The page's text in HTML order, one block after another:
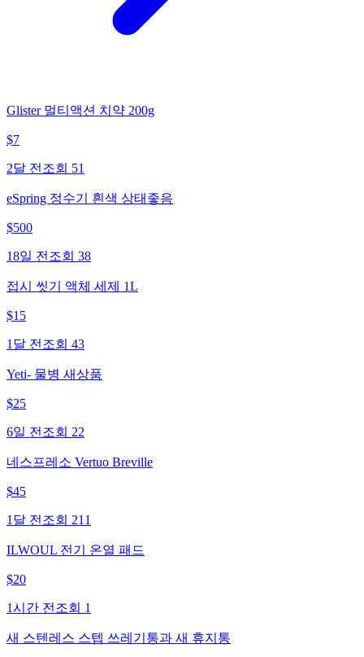
Glister 멀티액션 치약 200g
$7
2달 전 조회 51
eSpring 정수기 흰색 상태좋음
$500
18일 전 조회 38
접시 씻기 액체 세제 1L
$15
1달 전 조회 43
Yeti- 물병 새상품
$25
6일 전 조회 22
네스프레소 Vertuo Breville
$45
1달 전 조회 211
ILWOUL 전기 온열 패드
$20
1시간 전 조회 1
새 스텐레스 스텝 쓰레기통과 새 휴지통